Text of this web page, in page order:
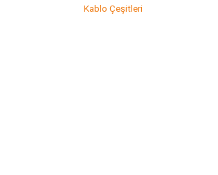
Kablo Çeşitleri